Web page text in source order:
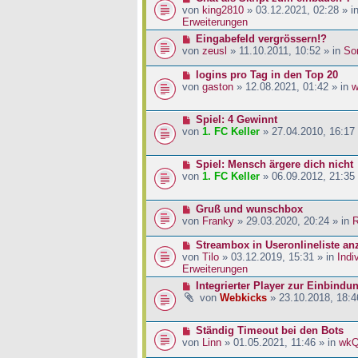
a
g
i
t
r
a
g
r
B
e
t
r
a
g
e
u
e
B
e
t
a
g
von king2810 » 03.12.2021, 02:28 » in
Erweiterungen
N
e
e
r
e
t
a
g
Eingabefeld vergrössern!?
von zeusl » 11.10.2011, 10:52 » in
N
e
e
B
i
r
g
logins pro Tag in den Top 20
von gaston » 12.08.2021, 01:42 » in
N
e
e
B
i
r
a
g
Spiel: 4 Gewinnt
von 1. FC Keller » 27.04.2010, 16:17
N
e
e
B
e
t
r
a
g
Spiel: Mensch ärgere dich nicht
von 1. FC Keller » 06.09.2012, 21:35
N
e
e
r
B
e
t
a
g
Gruß und wunschbox
von Franky » 29.03.2020, 20:24 » in
N
e
u
e
B
t
Streambox in Useronlineliste
von Tilo » 03.12.2019, 15:31 » in
Erweiterungen
N
e
e
B
Integrierter Player zur
von Webkicks » 23.10.2018,
N
e
Ständig Timeout bei den Bots
von Linn » 01.05.2021, 11:46 » in